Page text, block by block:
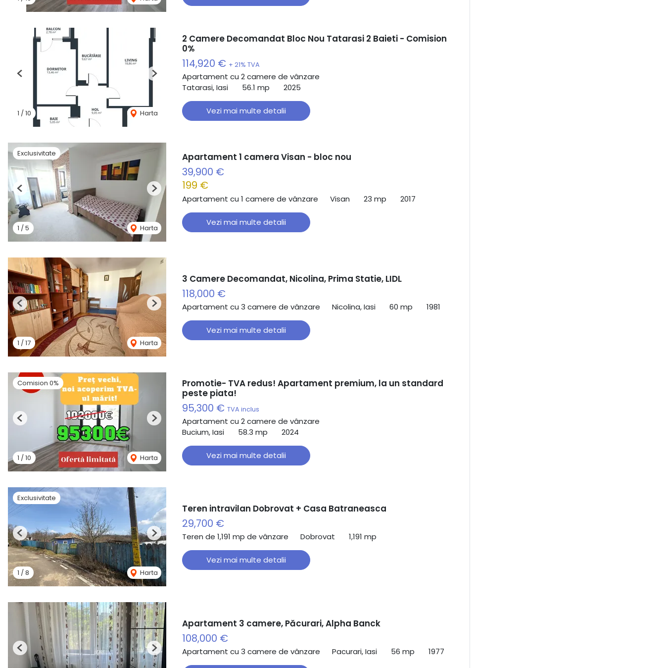
1 /10 Harta
Previous Next
2 Camere Decomandat Bloc Nou Tatarasi 2 Baieti - Comision
0%
114,920 € + 21% TVA
Apartament cu 2 camere de vânzare
Tatarasi, Iasi
56.1 mp 2025
Vezi mai multe detalii
Exclusivitate
1 /5 Harta
Previous Next
Apartament 1 camera Visan - bloc nou
39,900 €
199 €
Apartament cu 1 camere de vânzare Visan 23 mp 2017
Vezi mai multe detalii
1 /17 Harta
Previous Next
3 Camere Decomandat, Nicolina, Prima Statie, LIDL
118,000 €
Apartament cu 3 camere de vânzare Nicolina, Iasi 60 mp 1981
Vezi mai multe detalii
Comision 0%
1 /10 Harta
Previous Next
Promotie- TVA redus! Apartament premium, la un standard
peste piata!
95,300 € TVA inclus
Apartament cu 2 camere de vânzare
Bucium, Iasi
58.3 mp 2024
Vezi mai multe detalii
Exclusivitate
1 /8 Harta
Previous Next
Teren intravilan Dobrovat + Casa Batraneasca
29,700 €
Teren de 1,191 mp de vânzare Dobrovat 1,191 mp
Vezi mai multe detalii
Previous Next
Apartament 3 camere, Păcurari, Alpha Banck
108,000 €
Apartament cu 3 camere de vânzare Pacurari, Iasi 56 mp 1977